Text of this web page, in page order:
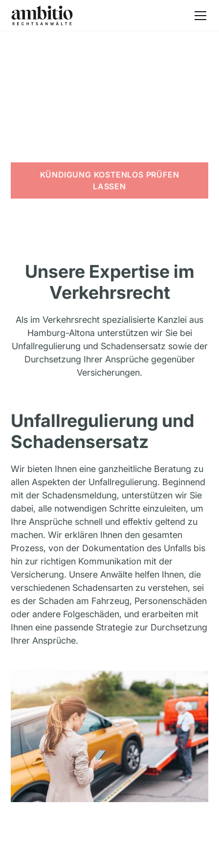
KÜNDIGUNG KOSTENLOS PRÜFEN
LASSEN
Unsere Expertise im
Verkehrsrecht
Als im Verkehrsrecht spezialisierte Kanzlei aus
Hamburg-Altona unterstützen wir Sie bei
Unfallregulierung und Schadensersatz sowie der
Durchsetzung Ihrer Ansprüche gegenüber
Versicherungen.
Unfallregulierung und
Schadensersatz
Wir bieten Ihnen eine ganzheitliche Beratung zu
allen Aspekten der Unfallregulierung. Beginnend
mit der Schadensmeldung, unterstützen wir Sie
dabei, alle notwendigen Schritte einzuleiten, um
Ihre Ansprüche schnell und effektiv geltend zu
machen. Wir erklären Ihnen den gesamten
Prozess, von der Dokumentation des Unfalls bis
hin zur richtigen Kommunikation mit der
Versicherung. Unsere Anwälte helfen Ihnen, die
verschiedenen Schadensarten zu verstehen, sei
es der Schaden am Fahrzeug, Personenschäden
oder andere Folgeschäden, und erarbeiten mit
Ihnen eine passende Strategie zur Durchsetzung
Ihrer Ansprüche.